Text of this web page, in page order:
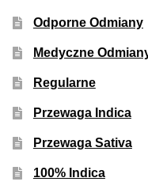
Blog
GRATIS
Harmonogram Outdoor
Formy i Koszt Wysyłki
Odporne Odmiany
Medyczne
Regularne
Przewaga Indica
Przewaga Sativa
100% Indica